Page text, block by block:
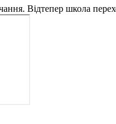
Відтепер школа